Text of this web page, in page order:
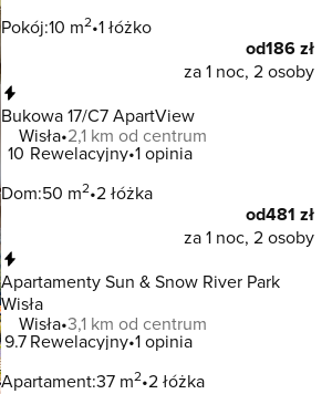
Pokój:10 m2 1 łóżko
od186 zł
za 1 noc, 2 osoby
Bukowa 17/C7 ApartView
Wisła 2,1 km od centrum
10 Rewelacyjny 1 opinia
Dom:50 m2 2 łóżka
od481 zł
za 1 noc, 2 osoby
Apartamenty Sun & Snow River Park
Wisła
Wisła 3,1 km od centrum
9.7Rewelacyjny 1 opinia
Apartament:37 m2 2 łóżka